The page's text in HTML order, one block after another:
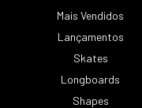
Mais Vendidos
Lançamentos
Skates
Longboards
Shapes